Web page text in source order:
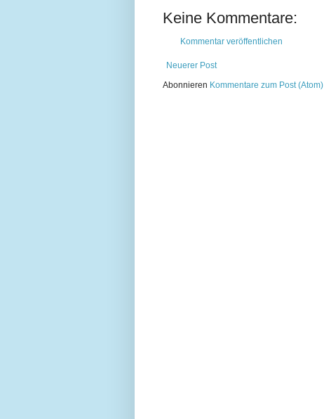
Keine Kommentare:
Kommentar veröffentlichen
Neuerer Post
Abonnieren Kommentare zum Post (Atom)